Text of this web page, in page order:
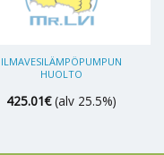
ILMAVESILÄMPÖPUMPUN
HUOLTO
425.01€ (alv 25.5%)